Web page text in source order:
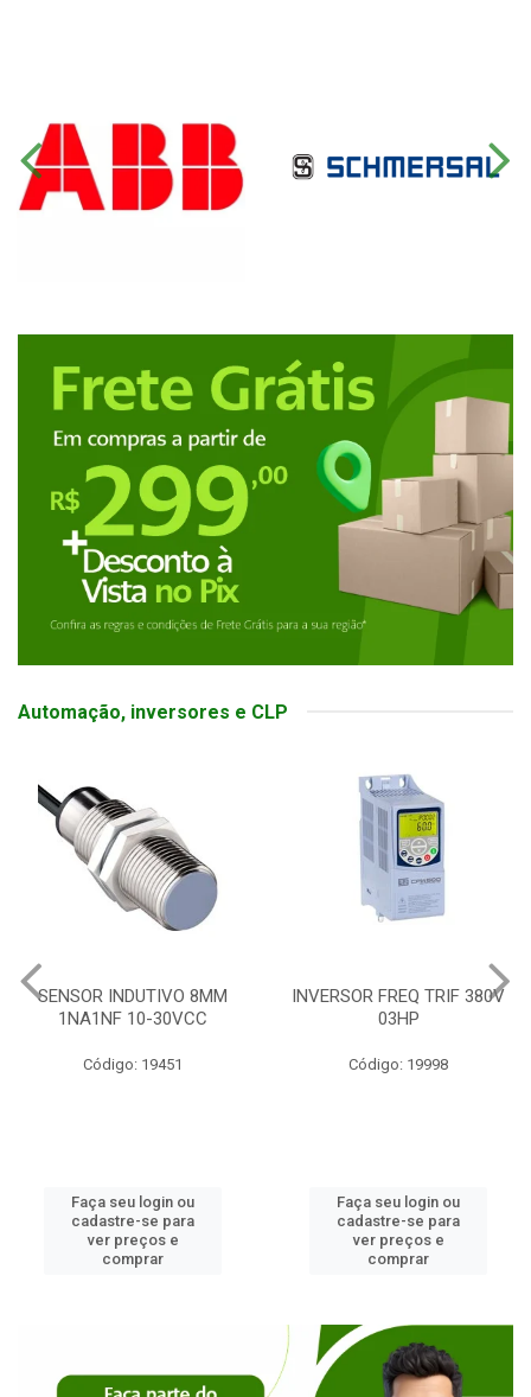
Automação, inversores e CLP
SENSOR INDUTIVO 8MM
1NA1NF 10-30VCC
Código: 19451
Faça seu login ou
cadastre-se para
ver preços e
comprar
INVERSOR FREQ TRIF 380V
03HP
Código: 19998
Faça seu login ou
cadastre-se para
ver preços e
comprar